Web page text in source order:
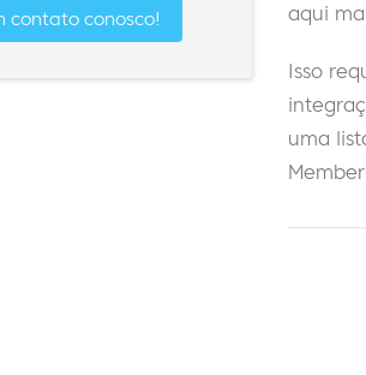
aqui
Isso
uma
contato conosco!